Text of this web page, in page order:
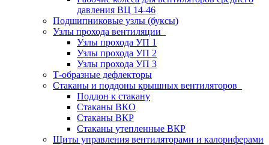
давления ВЦ 14-46
Подшипниковые узлы (буксы)
Узлы прохода вентиляции
Узлы прохода УП 1
Узлы прохода УП 2
Узлы прохода УП 3
Т-образные дефлекторы
Стаканы и поддоны крышных вентиляторов
Поддон к стакану
Стаканы ВКО
Стаканы ВКР
Стаканы утепленные ВКР
Щиты управления вентиляторами и калориферами